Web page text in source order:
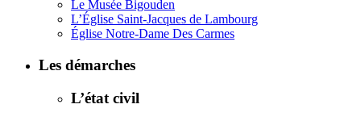
Le Musée Bigouden
L’Église Saint-Jacques de Lambourg
Église Notre-Dame Des Carmes
Les démarches
L’état civil